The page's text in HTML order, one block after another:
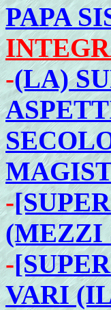
PAPA
-(LA)
-
(MEZZI
-
VARI